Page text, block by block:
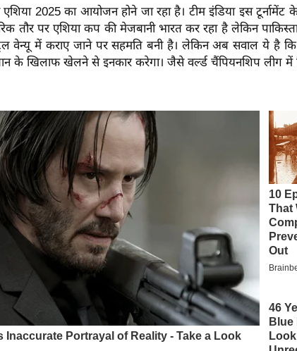
2025 का आयोजन होने जा रहा है। टीम इंडिया इस टूर्नामेंट
तौर पर एशिया कप की मेजबानी भारत कर रहा है लेकिन
वेन्यू में कराए जाने पर सहमति बनी है। लेकिन अब सवाल ये है कि,
के खिलाफ खेलने से इनकार करेगा। जैसे वर्ल्ड चैंपियनशिप लीग में